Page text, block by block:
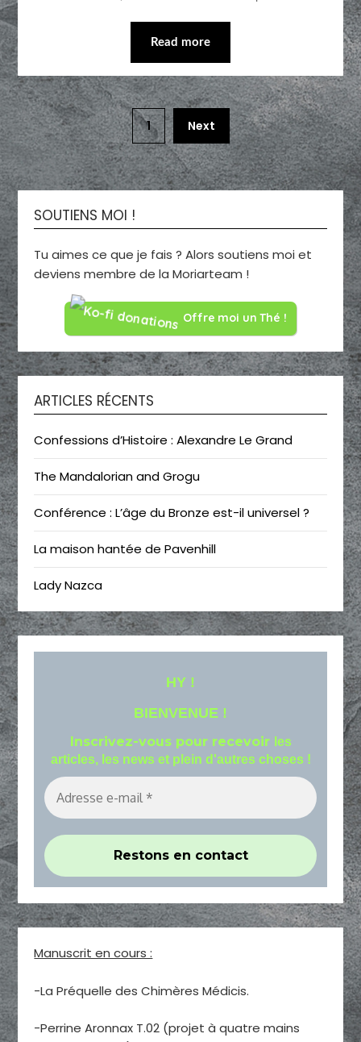
Read more
1 Next
SOUTIENS MOI !
Tu aimes ce que je fais ? Alors soutiens moi et
deviens membre de la Moriarteam !
Offre moi un Thé !
ARTICLES RÉCENTS
Confessions d’Histoire : Alexandre Le Grand
The Mandalorian and Grogu
Conférence : L’âge du Bronze est-il universel ?
La maison hantée de Pavenhill
Lady Nazca
HY !
BIENVENUE !
Inscrivez-vous pour recevoir les
articles, les news et plein d'autres choses !
Manuscrit en cours :
-La Préquelle des Chimères Médicis.
-Perrine Aronnax T.02 (projet à quatre mains